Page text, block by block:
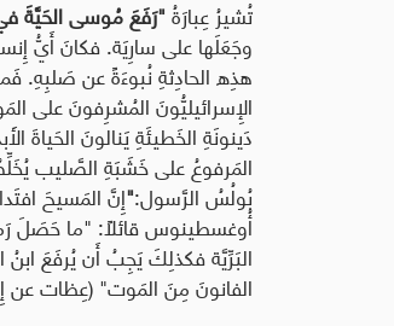
تُشيرُ عِبارَةُ"رَفَعَ مُوسى الحَيَّةَ في
وجَعَلَها على سارِيَة. فكانَ أَيُّ
هذِه الحادِثةِ نُبوءَةً عن صَلبِهِ.
الإِسرائيليُّونَ المُشرِفونَ على
دَينونَةِ الخَطيئَةِ يَنالونَ
المَرفوعُ على خَشَبَةِ الصَّليب
بُولُسُ الرَّسول:
"
أُوغسطينوس قائلاً:
"ما حَصَلَ
البَرِّيَّة فكذلِكَ يَجِبُ أَن يُرفَعَ
الفانونَ مِنَ المَوت"(عِظات عن